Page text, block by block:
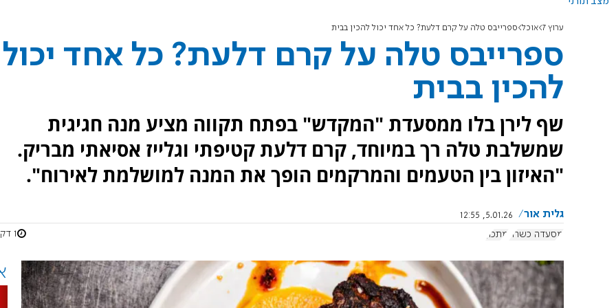
ערוץ 7 אוכל ספרייבס טלה על קרם דלעת? כל אחד יכול להכין בבית
ספרייבס טלה על קרם דלעת? כל אחד יכול
להכין בבית
שף לירן בלו ממסעדת "המקדש" בפתח תקווה מציע מנה חגיגית
שמשלבת טלה רך במיוחד, קרם דלעת קטיפתי וגלייז אסיאתי מבריק.
"האיזון בין הטעמים והמרקמים הופך את המנה למושלמת לאירוח".
גלית אור
5.01.26, 12:55
מסעדה כשרה
מתכון 1 דקות